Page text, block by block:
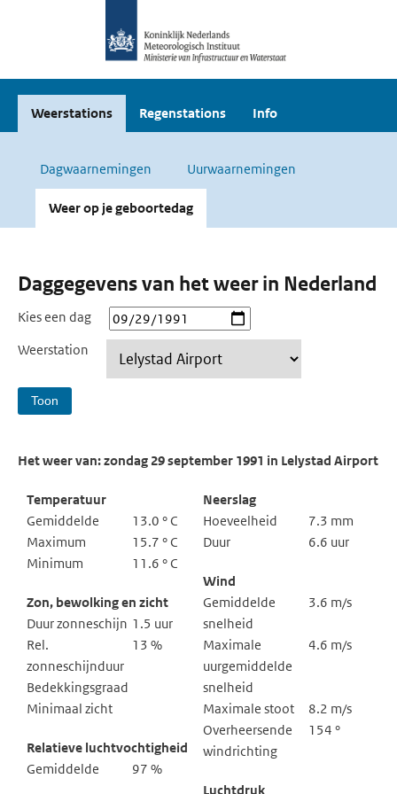
Weerstations Regenstations Info
Dagwaarnemingen Uurwaarnemingen
Weer op je geboortedag
Daggegevens van het weer in Nederland
Kies een dag
Weerstation
Toon
Het weer van: zondag 29 september 1991 in Lelystad Airport
Temperatuur
Gemiddelde
13.0 ° C
Maximum
15.7 ° C
Minimum
11.6 ° C
Zon, bewolking en zicht
Duur zonneschijn 1.5 uur
Rel.
zonneschijnduur
13 %
Bedekkingsgraad
Minimaal zicht
Relatieve luchtvochtigheid
Gemiddelde
97 %
Neerslag
Hoeveelheid
7.3 mm
Duur
6.6 uur
Wind
Gemiddelde
snelheid
3.6 m/s
Maximale
uurgemiddelde
snelheid
4.6 m/s
Maximale stoot
8.2 m/s
Overheersende
windrichting
154 °
Luchtdruk